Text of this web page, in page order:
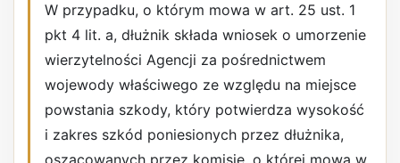
W przypadku, o którym mowa w art. 25 ust. 1
pkt 4 lit. a, dłużnik składa wniosek o umorzenie
wierzytelności Agencji za pośrednictwem
wojewody właściwego ze względu na miejsce
powstania szkody, który potwierdza wysokość
i zakres szkód poniesionych przez dłużnika,